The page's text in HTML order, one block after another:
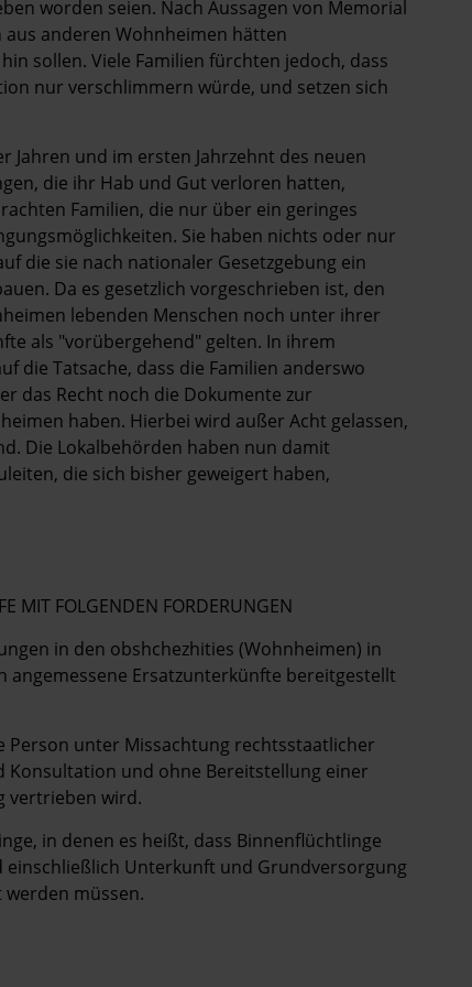
worden seien. Nach Aussagen von Memorial
aus anderen Wohnheimen hätten
sollen. Viele Familien fürchten jedoch, dass
nur verschlimmern würde, und setzen sich
Jahren und im ersten Jahrzehnt des neuen
die ihr Hab und Gut verloren hatten,
Familien, die nur über ein geringes
Sie haben nichts oder nur
die sie nach nationaler Gesetzgebung ein
Da es gesetzlich vorgeschrieben ist, den
lebenden Menschen noch unter ihrer
als "vorübergehend" gelten. In ihrem
die Tatsache, dass die Familien anderswo
das Recht noch die Dokumente zur
haben. Hierbei wird außer Acht gelassen,
Die Lokalbehörden haben nun damit
die sich bisher geweigert haben,
MIT FOLGENDEN FORDERUNGEN
in den obshchezhities (Wohnheimen) in
angemessene Ersatzunterkünfte bereitgestellt
Person unter Missachtung rechtsstaatlicher
Konsultation und ohne Bereitstellung einer
vertrieben wird.
in denen es heißt, dass Binnenflüchtlinge
einschließlich Unterkunft und Grundversorgung
müssen.